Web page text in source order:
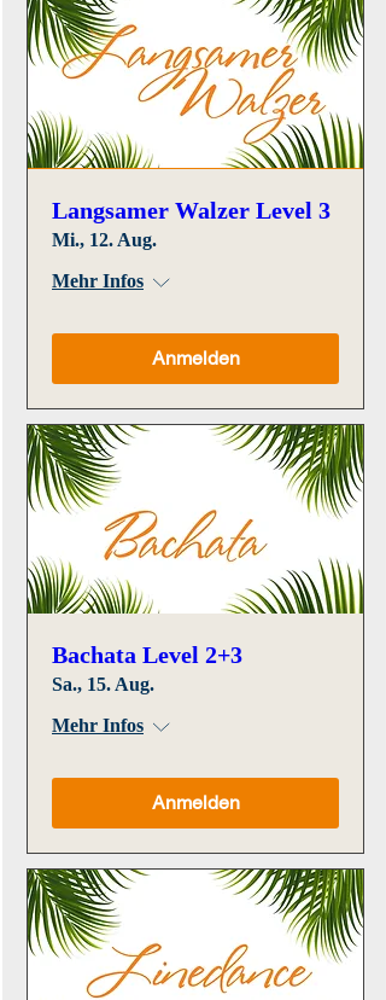
Langsamer Walzer Level 3
Mi., 12. Aug.
Mehr Infos
Anmelden
Bachata Level 2+3
Sa., 15. Aug.
Mehr Infos
Anmelden